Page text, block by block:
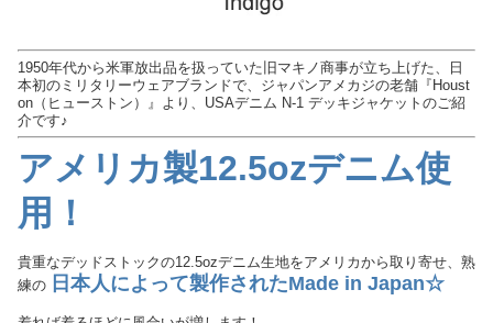
1950年代から米軍放出品を扱っていた旧マキノ商事が立ち上げた、日
本初のミリタリーウェアブランドで、ジャパンアメカジの老舗『Houst
on（ヒューストン）』より、USAデニム N-1 デッキジャケットのご紹
介です♪
アメリカ製12.5ozデニム使
用！
貴重なデッドストックの12.5ozデニム生地をアメリカから取り寄せ、熟
練の 日本人によって製作されたMade in Japan☆